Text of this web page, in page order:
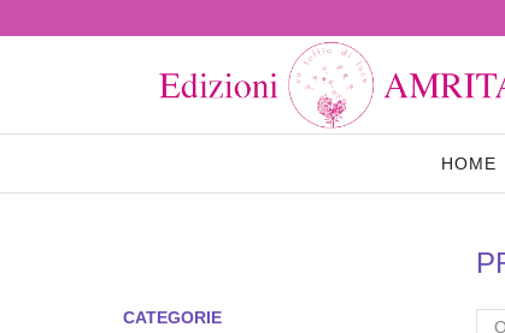
HOME
CATEGORIE